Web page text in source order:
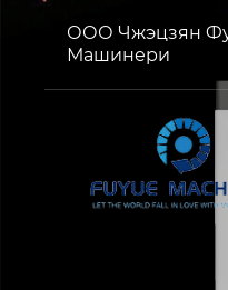
ООО Чжэцзян
Машинери